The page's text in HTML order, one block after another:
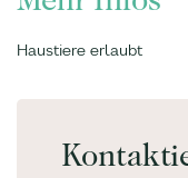
Haustiere erlaubt